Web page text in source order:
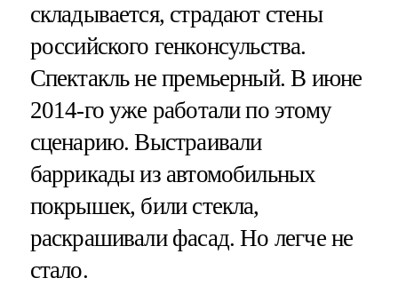
складывается, страдают стены
российского генконсульства.
Спектакль не премьерный. В июне
2014-го уже работали по этому
сценарию. Выстраивали
баррикады из автомобильных
покрышек, били стекла,
раскрашивали фасад. Но легче не
стало.